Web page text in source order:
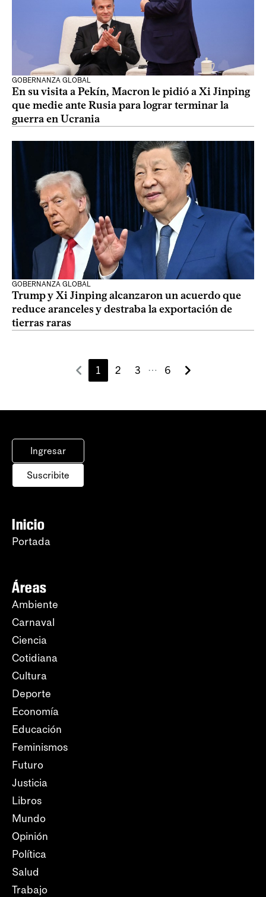
GOBERNANZA GLOBAL
En su visita a Pekín, Macron le pidió a Xi Jinping
que medie ante Rusia para lograr terminar la
guerra en Ucrania
GOBERNANZA GLOBAL
Trump y Xi Jinping alcanzaron un acuerdo que
reduce aranceles y destraba la exportación de
tierras raras
1 2 3 ⋯ 6
Ingresar
Suscribite
Inicio
Portada
Áreas
Ambiente
Carnaval
Ciencia
Cotidiana
Cultura
Deporte
Economía
Educación
Feminismos
Futuro
Justicia
Libros
Mundo
Opinión
Política
Salud
Trabajo